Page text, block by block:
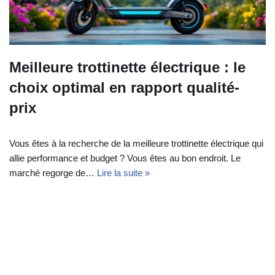
Meilleure trottinette électrique : le
choix optimal en rapport qualité-
prix
Vous êtes à la recherche de la meilleure trottinette électrique qui
allie performance et budget ? Vous êtes au bon endroit. Le
marché regorge de… Lire la suite »